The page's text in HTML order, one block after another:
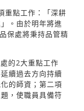
重點工作：「深耕
。由於明年將進
保處將秉持品管精
的2大重點工作
續過去方向持續
的師資；第二項
，使職員具備符